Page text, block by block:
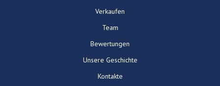
Verkaufen
Team
Bewertungen
Unsere Geschichte
Kontakte